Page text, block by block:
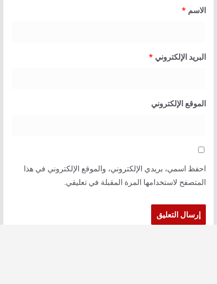
الاسم *
البريد الإلكتروني *
الموقع الإلكتروني
احفظ اسمي، بريدي الإلكتروني، والموقع الإلكتروني في هذا
المتصفح لاستخدامها المرة المقبلة في تعليقي.